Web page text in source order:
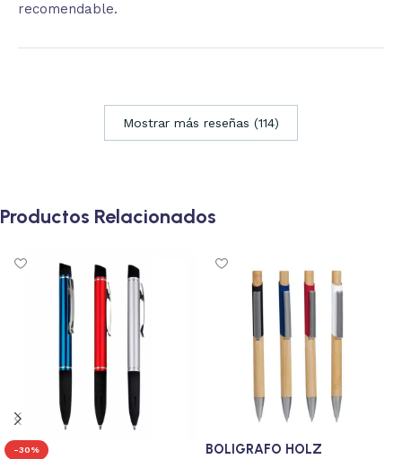
recomendable.
Mostrar más reseñas (114)
Productos Relacionados
-30% BOLIGRAFO HOLZ